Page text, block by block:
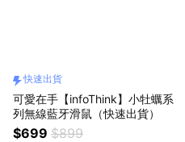
快速出貨
可愛在手【infoThink】小牡蠣系
列無線藍牙滑鼠（快速出貨）
$699 $899